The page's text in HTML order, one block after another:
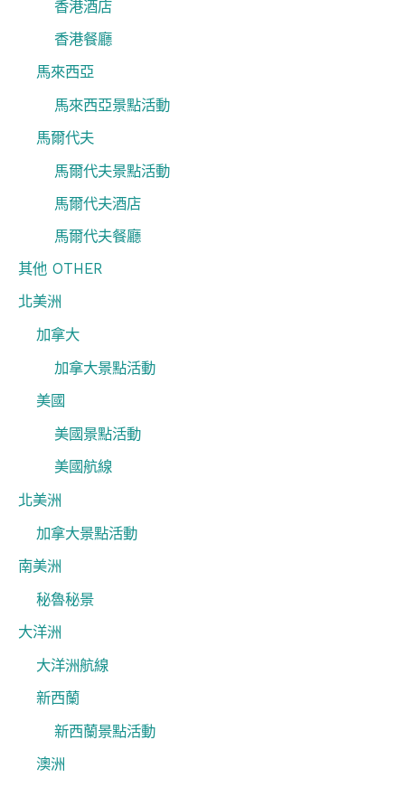
香港酒店
香港餐廳
馬來西亞
馬來西亞景點活動
馬爾代夫
馬爾代夫景點活動
馬爾代夫酒店
馬爾代夫餐廳
其他 OTHER
北美洲
加拿大
加拿大景點活動
美國
美國景點活動
美國航線
北美洲
加拿大景點活動
南美洲
秘魯秘景
大洋洲
大洋洲航線
新西蘭
新西蘭景點活動
澳洲